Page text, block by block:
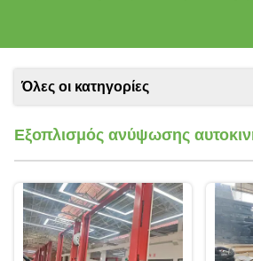
Όλες οι κατηγορίες
Εξοπλισμός ανύψωσης